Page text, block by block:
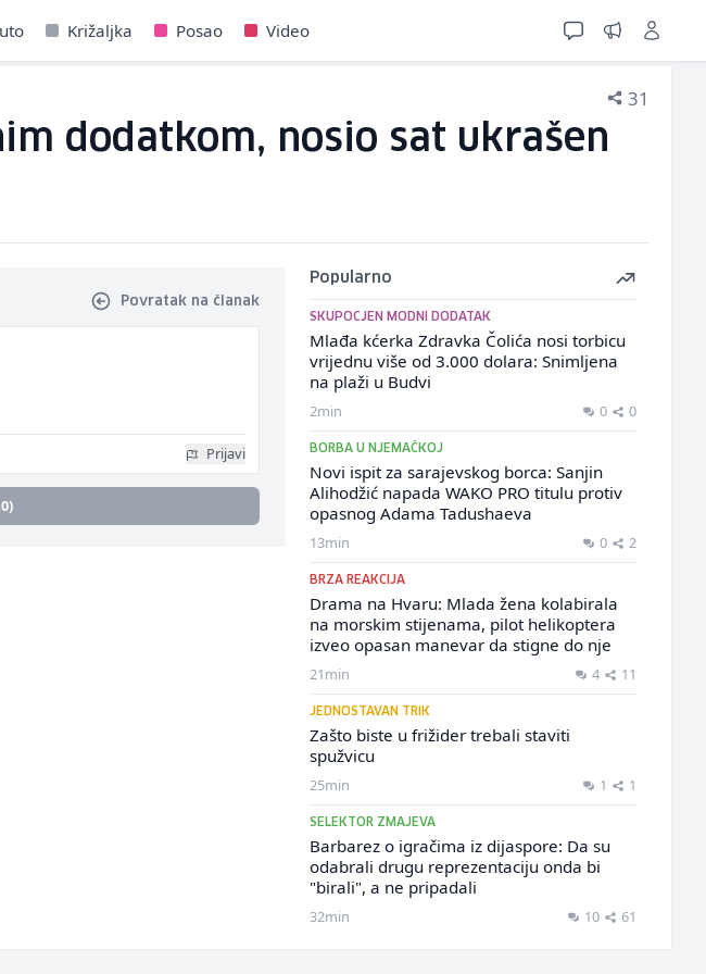
Križaljka Posao Video
31
dodatkom, nosio sat ukrašen
Povratak na članak
Prijavi
Popularno
SKUPOCJEN MODNI DODATAK
Mlađa kćerka Zdravka Čolića nosi torbicu
vrijednu više od 3.000 dolara: Snimljena
na plaži u Budvi
2min 0 0
BORBA U NJEMAČKOJ
Novi ispit za sarajevskog borca: Sanjin
Alihodžić napada WAKO PRO titulu protiv
opasnog Adama Tadushaeva
13min 0 2
BRZA REAKCIJA
Drama na Hvaru: Mlada žena kolabirala
na morskim stijenama, pilot helikoptera
izveo opasan manevar da stigne do nje
21min 4 11
JEDNOSTAVAN TRIK
Zašto biste u frižider trebali staviti
spužvicu
25min 1 1
SELEKTOR ZMAJEVA
Barbarez o igračima iz dijaspore: Da su
odabrali drugu reprezentaciju onda bi
"birali", a ne pripadali
32min 10 61